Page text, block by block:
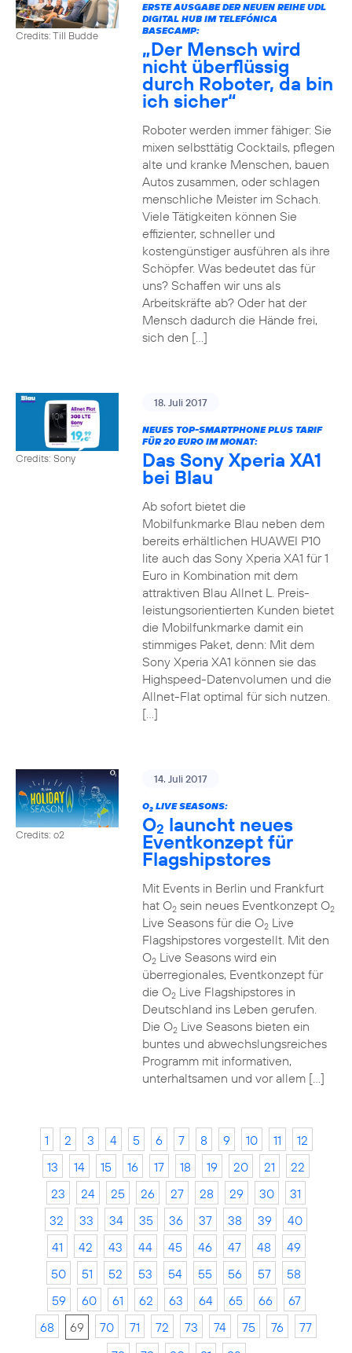
Credits: Till Budde
ERSTE AUSGABE DER NEUEN REIHE UDL
DIGITAL HUB IM TELEFÓNICA
BASECAMP:
„Der Mensch wird
nicht überflüssig
durch Roboter, da bin
ich sicher“
Roboter werden immer fähiger: Sie
mixen selbsttätig Cocktails, pflegen
alte und kranke Menschen, bauen
Autos zusammen, oder schlagen
menschliche Meister im Schach.
Viele Tätigkeiten können Sie
effizienter, schneller und
kostengünstiger ausführen als ihre
Schöpfer. Was bedeutet das für
uns? Schaffen wir uns als
Arbeitskräfte ab? Oder hat der
Mensch dadurch die Hände frei,
sich den […]
Credits: Sony
18. Juli 2017
NEUES TOP-SMARTPHONE PLUS TARIF
FÜR 20 EURO IM MONAT:
Das Sony Xperia XA1
bei Blau
Ab sofort bietet die
Mobilfunkmarke Blau neben dem
bereits erhältlichen HUAWEI P10
lite auch das Sony Xperia XA1 für 1
Euro in Kombination mit dem
attraktiven Blau Allnet L. Preis-
leistungsorientierten Kunden bietet
die Mobilfunkmarke damit ein
stimmiges Paket, denn: Mit dem
Sony Xperia XA1 können sie das
Highspeed-Datenvolumen und die
Allnet-Flat optimal für sich nutzen.
[…]
Credits: o2
14. Juli 2017
O2LIVE SEASONS:
O2 launcht neues
Eventkonzept für
Flagshipstores
Mit Events in Berlin und Frankfurt
hat O2sein neues Eventkonzept O2
Live Seasons für die O2Live
Flagshipstores vorgestellt. Mit den
O2Live Seasons wird ein
überregionales, Eventkonzept für
die O2Live Flagshipstores in
Deutschland ins Leben gerufen.
Die O2Live Seasons bieten ein
buntes und abwechslungsreiches
Programm mit informativen,
unterhaltsamen und vor allem […]
1 2 3 4 5 6 7 8 9 10 11
12
13
14 15 16 17 18 19 20 21
22
23
24 25 26 27 28 29 30
31
32
33 34 35 36 37 38 39
40
41
42 43 44 45 46 47 48
49
50
51 52 53 54 55 56 57
58
59
60 61 62 63 64 65 66
67
68
69 70 71 72 73 74 75 76
77